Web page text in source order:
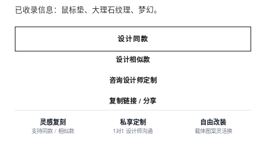
已收录信息：鼠标垫、大理石纹理、梦幻。
设计同款
设计相似款
咨询设计师定制
复制链接 / 分享
灵感复刻
支持同款 / 相似款
私享定制
1对1 设计师沟通
自由改装
载体图案灵活换